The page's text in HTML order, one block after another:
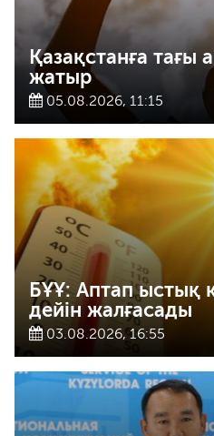
Қазақстанға тағы
жатыр
05.08.2026, 11:15
БҰҰ: Аптап ыстық
дейін жалғасады
03.08.2026, 16:55